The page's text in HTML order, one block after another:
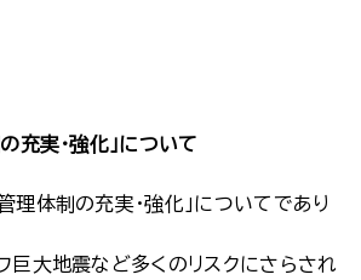
の充実・強化」について
理体制の充実・強化」についてであり
巨大地震など多くのリスクにさらされ